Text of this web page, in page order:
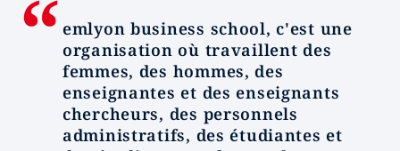
emlyon business school, c'est une
organisation où travaillent des
femmes, des hommes, des
enseignantes et des enseignants
chercheurs, des personnels
administratifs, des étudiantes et